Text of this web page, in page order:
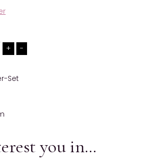
Set
you in…